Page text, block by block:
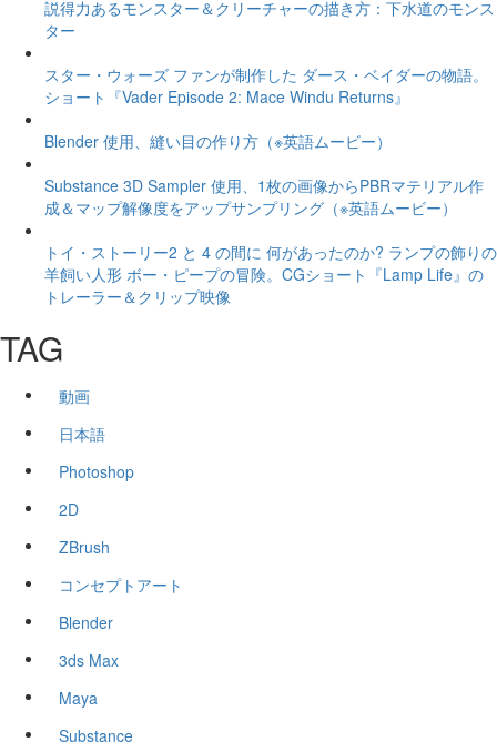
説得力あるモンスター＆クリーチャーの描き方：下水道のモンス
ター
スター・ウォーズ ファンが制作した ダース・ベイダーの物語。
ショート『Vader Episode 2: Mace Windu Returns』
Blender 使用、縫い目の作り方（※英語ムービー）
Substance 3D Sampler 使用、1枚の画像からPBRマテリアル作
成＆マップ解像度をアップサンプリング（※英語ムービー）
トイ・ストーリー2 と 4 の間に 何があったのか? ランプの飾りの
羊飼い人形 ボー・ピープの冒険。CGショート『Lamp Life』の
トレーラー＆クリップ映像
TAG
動画
日本語
Photoshop
2D
ZBrush
コンセプトアート
Blender
3ds Max
Maya
Substance